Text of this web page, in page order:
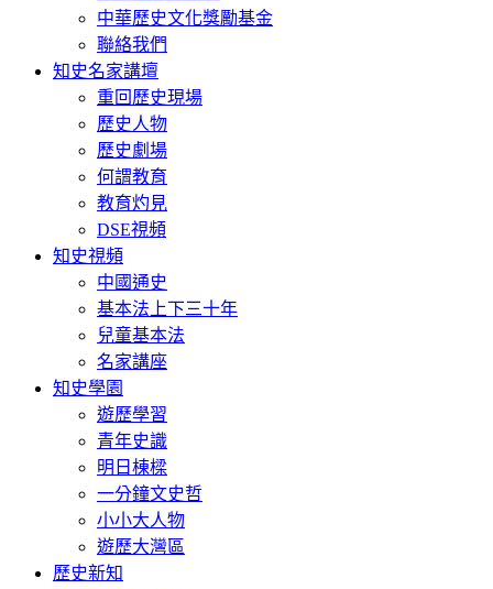
中華歷史文化獎勵基金
聯絡我們
知史名家講壇
重回歷史現場
歷史人物
歷史劇場
何謂教育
教育灼見
DSE視頻
知史視頻
中國通史
基本法上下三十年
兒童基本法
名家講座
知史學園
遊歷學習
青年史識
明日棟樑
一分鐘文史哲
小小大人物
遊歷大灣區
歷史新知